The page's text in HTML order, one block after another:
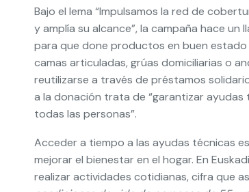
Bajo el lema “Impulsamos la red de
y amplía su alcance”, la campaña hace un
para que done productos en buen
camas articuladas, grúas domiciliarias o
reutilizarse a través de préstamos
a la donación trata de “garantizar
todas las personas”.
Acceder a tiempo a las ayudas técnicas
mejorar el bienestar en el hogar. En
realizar actividades cotidianas, cifra que